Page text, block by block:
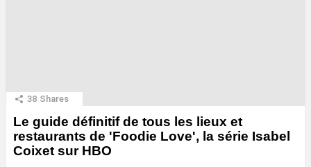
38 Shares
Le guide définitif de tous les lieux et
restaurants de 'Foodie Love', la série Isabel
Coixet sur HBO